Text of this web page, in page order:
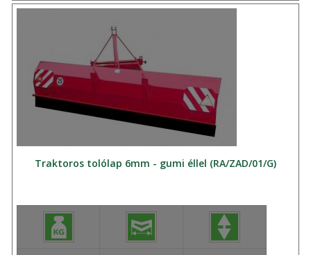
Traktoros tolólap 6mm - gumi éllel (RA/ZAD/01/G)